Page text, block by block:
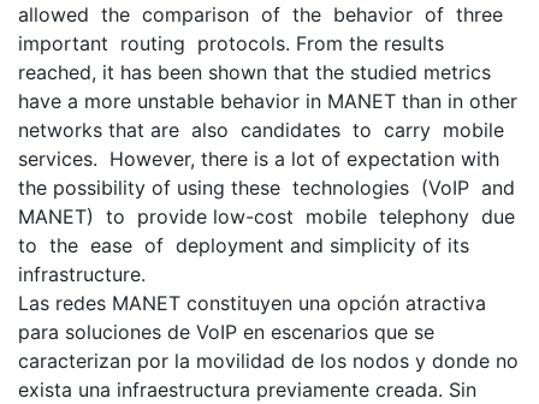
allowed the comparison of the behavior of three
important routing protocols. From the results
reached, it has been shown that the studied metrics
have a more unstable behavior in MANET than in other
networks that are also candidates to carry mobile
services. However, there is a lot of expectation with
the possibility of using these technologies (VoIP and
MANET) to provide low-cost mobile telephony due
to the ease of deployment and simplicity of its
infrastructure.
Las redes MANET constituyen una opción atractiva
para soluciones de VoIP en escenarios que se
caracterizan por la movilidad de los nodos y donde no
exista una infraestructura previamente creada. Sin